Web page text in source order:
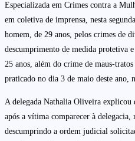
Especializada em Crimes contra a
em coletiva de imprensa, nesta
homem, de 29 anos, pelos crimes de
descumprimento de medida protetiva
25 anos, além do crime de maus-
praticado no dia 3 de maio deste ano,
A delegada Nathalia Oliveira explicou
após a vítima comparecer à delegacia,
descumprindo a ordem judicial